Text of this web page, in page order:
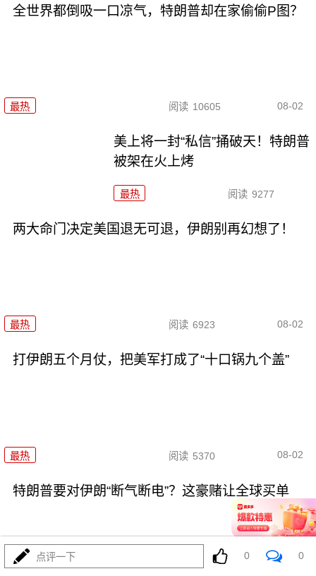
全世界都倒吸一口凉气，特朗普却在家偷偷P图？
最热 阅读 10605 08-02
美上将一封“私信”捅破天！特朗普
被架在火上烤
最热 阅读 9277
两大命门决定美国退无可退，伊朗别再幻想了！
最热 阅读 6923 08-02
打伊朗五个月仗，把美军打成了“十口锅九个盖”
最热 阅读 5370 08-02
特朗普要对伊朗“断气断电”？这豪赌让全球买单
点评一下 0 0